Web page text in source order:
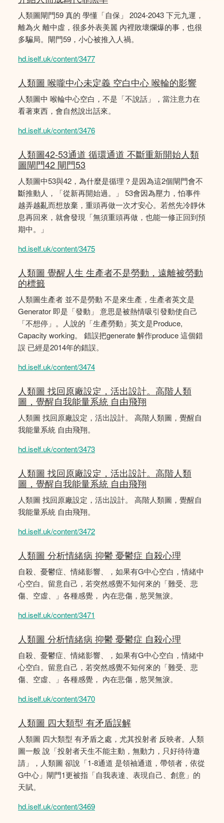
人類圖閘門59 真的 學懂「自保」 2024-2043 下元九運，
離為火 離中虛，很多外表美麗 內裡敗壞爛爆的事，也很
多騙局。閘門59，小心被推入人禍。
hd.iself.uk/content/3477
人類圖 喉嚨中心未定義 空白中心 喉輪的影響
人類圖中 喉輪中心空白，不是「不說話」，當注意力在
看著東西，會自然說出話來。
hd.iself.uk/content/3476
人類圖42-53通道 循環通道 不斷重新開始人類
圖閘門42 閘門53
人類圖中53與42，為什麼是循理？是因為這2個閘門會不
斷推動人，「從新再開始過。」 53會因為壓力，怕事件
越弄越亂而想放棄，重頭再做一次才安心。若然先冷靜休
息再回來，就會發現「無須重頭再做，也能一修正回到預
期中。」
hd.iself.uk/content/3475
人類圖 覺醒人生 生產者不是勞動，遠離被勞動
的標籤
人類圖生產者 並不是勞動 不是來生產，生產者英文是
Generator 即是「發動」 意思是被熱情吸引發動使自己
「不想停」。人說的「生產勞動」英文是Produce,
Capacity working。 錯誤把generate 解作produce 這個錯
誤 已經是2014年的錯誤。
hd.iself.uk/content/3474
人類圖 找回原廠設定，活出設計。高階人類
圖，覺醒自我能量系統 自由飛翔
人類圖 找回原廠設定，活出設計。 高階人類圖，覺醒自
我能量系統 自由飛翔。
hd.iself.uk/content/3473
人類圖 找回原廠設定，活出設計。高階人類
圖，覺醒自我能量系統 自由飛翔
人類圖 找回原廠設定，活出設計。 高階人類圖，覺醒自
我能量系統 自由飛翔。
hd.iself.uk/content/3472
人類圖 分析情緒病 抑鬱 憂鬱症 自殺心理
自殺、憂鬱症、情緒影響、，如果有G中心空白，情緒中
心空白。留意自己，若突然感覺不知何來的「難受、悲
傷、空虛、」各種感覺， 內在悲傷，慾哭無淚。
hd.iself.uk/content/3471
人類圖 分析情緒病 抑鬱 憂鬱症 自殺心理
自殺、憂鬱症、情緒影響、，如果有G中心空白，情緒中
心空白。留意自己，若突然感覺不知何來的「難受、悲
傷、空虛、」各種感覺， 內在悲傷，慾哭無淚。
hd.iself.uk/content/3470
人類圖 四大類型 有矛盾誤解
人類圖 四大類型 有矛盾之處，尤其投射者 反映者。人類
圖一般 說「投射者天生不能主動，無動力，只好待待邀
請」，人類圖 卻說「1-8通道 是領袖通道，帶領者，依從
G中心」閘門1更被指「自我表達、表現自己、創意」的
天賦。
hd.iself.uk/content/3469